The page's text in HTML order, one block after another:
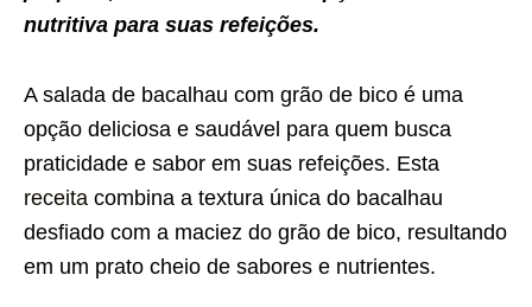
nutritiva para suas refeições.
A salada de bacalhau com grão de bico é uma
opção deliciosa e saudável para quem busca
praticidade e sabor em suas refeições. Esta
receita combina a textura única do bacalhau
desfiado com a maciez do grão de bico, resultando
em um prato cheio de sabores e nutrientes.